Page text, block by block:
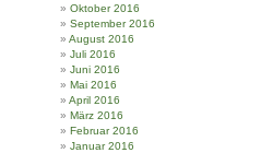
Oktober 2016
September 2016
August 2016
Juli 2016
Juni 2016
Mai 2016
April 2016
März 2016
Februar 2016
Januar 2016